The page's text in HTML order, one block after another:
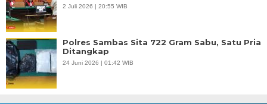
2 Juli 2026 | 20:55 WIB
Polres Sambas Sita 722 Gram Sabu, Satu Pria
Ditangkap
24 Juni 2026 | 01:42 WIB